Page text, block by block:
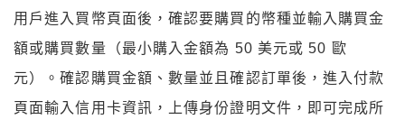
用戶進入買幣頁面後，確認要購買的幣種並輸入購買金
額或購買數量（ 最小購入金額為 50 美元或 50 歐
元）。確認購買金額、數量並且確認訂單後，進入付款
頁面輸入信用卡資訊，上傳身份證明文件，即可完成所